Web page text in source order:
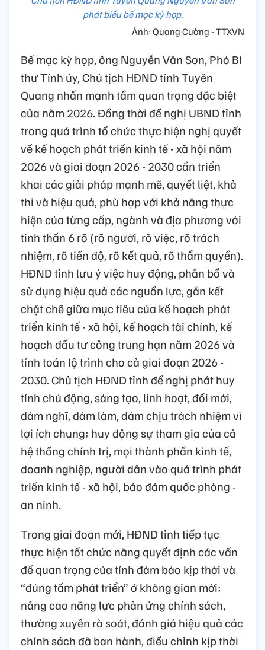
phát biểu bế mạc kỳ họp.
Ảnh: Quang Cường - TTXVN
Bế mạc kỳ họp, ông Nguyễn Văn Sơn, Phó Bí
thư Tỉnh ủy, Chủ tịch HĐND tỉnh Tuyên
Quang nhấn mạnh tầm quan trọng đặc biệt
của năm 2026. Đồng thời đề nghị UBND tỉnh
trong quá trình tổ chức thực hiện nghị quyết
về kế hoạch phát triển kinh tế - xã hội năm
2026 và giai đoạn 2026 - 2030 cần triển
khai các giải pháp mạnh mẽ, quyết liệt, khả
thi và hiệu quả, phù hợp với khả năng thực
hiện của từng cấp, ngành và địa phương với
tinh thần 6 rõ (rõ người, rõ việc, rõ trách
nhiệm, rõ tiến độ, rõ kết quả, rõ thẩm quyền).
HĐND tỉnh lưu ý việc huy động, phân bổ và
sử dụng hiệu quả các nguồn lực, gắn kết
chặt chẽ giữa mục tiêu của kế hoạch phát
triển kinh tế - xã hội, kế hoạch tài chính, kế
hoạch đầu tư công trung hạn năm 2026 và
tính toán lộ trình cho cả giai đoạn 2026 -
2030. Chủ tịch HĐND tỉnh đề nghị phát huy
tính chủ động, sáng tạo, linh hoạt, đổi mới,
dám nghĩ, dám làm, dám chịu trách nhiệm vì
lợi ích chung; huy động sự tham gia của cả
hệ thống chính trị, mọi thành phần kinh tế,
doanh nghiệp, người dân vào quá trình phát
triển kinh tế - xã hội, bảo đảm quốc phòng -
an ninh.
Trong giai đoạn mới, HĐND tỉnh tiếp tục
thực hiện tốt chức năng quyết định các vấn
đề quan trọng của tỉnh đảm bảo kịp thời và
“đúng tầm phát triển” ở không gian mới;
nâng cao năng lực phản ứng chính sách,
thường xuyên rà soát, đánh giá hiệu quả các
chính sách đã ban hành, điều chỉnh kịp thời